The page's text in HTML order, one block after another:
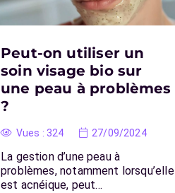
Peut-on utiliser un
soin visage bio sur
une peau à problèmes
?
Vues : 324 27/09/2024
La gestion d’une peau à
problèmes, notamment lorsqu’elle
est acnéique, peut…